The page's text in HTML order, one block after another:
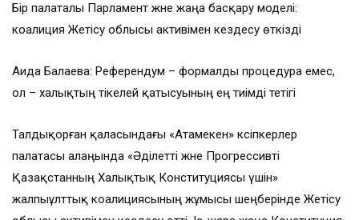
Бір палаталы Парламент және жаңа басқару моделі:
коалиция Жетісу облысы активімен кездесу өткізді
Аида Балаева: Референдум – формалды процедура емес,
ол – халықтың тікелей қатысуының ең тиімді тетігі
Талдықорған қаласындағы «Атамекен» кәсіпкерлер
палатасы алаңында «Әділетті және Прогрессивті
Қазақстанның Халықтық Конституциясы үшін»
жалпыұлттық коалициясының жұмысы шеңберінде Жетісу